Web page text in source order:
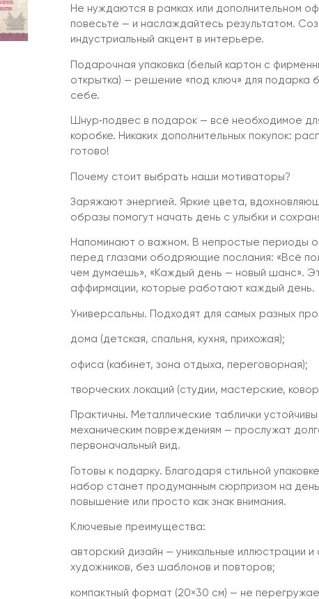
Не нуждаются в рамках или дополнительном
повесьте — и наслаждайтесь результатом.
индустриальный акцент в интерьере.
Подарочная упаковка (белый картон с
открытка) — решение «под ключ» для подарка
себе.
Шнур‑подвес в подарок — всё необходимое
коробке. Никаких дополнительных покупок:
готово!
Почему стоит выбрать наши мотиваторы?
Заряжают энергией. Яркие цвета,
образы помогут начать день с улыбки и
Напоминают о важном. В непростые периоды
перед глазами ободряющие послания: «Всё
чем думаешь», «Каждый день — новый шанс».
аффирмации, которые работают каждый день.
Универсальны. Подходят для самых разных
дома (детская, спальня, кухня, прихожая);
офиса (кабинет, зона отдыха, переговорная);
творческих локаций (студии, мастерские,
Практичны. Металлические таблички
механическим повреждениям — прослужат
первоначальный вид.
Готовы к подарку. Благодаря стильной
набор станет продуманным сюрпризом на
повышение или просто как знак внимания.
Ключевые преимущества:
авторский дизайн — уникальные иллюстрации
художников, без шаблонов и повторов;
компактный формат (20×30 см) — не